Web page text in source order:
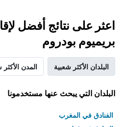
اعثر على نتائج أفضل
بريميوم بودروم
البلدان الأكثر شعبية المدن الأكثر
البلدان التي يبحث عنها مستخدمونا
الفنادق في المغرب